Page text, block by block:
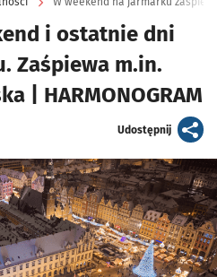
i ostatnie dni
Zaśpiewa m.in.
| HARMONOGRAM
Udostępnijartykuł